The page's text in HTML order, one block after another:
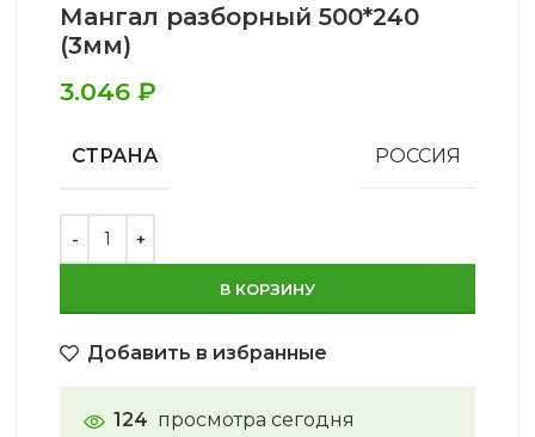
Мангал разборный 500*240
(3мм)
3.046 ₽
СТРАНА РОССИЯ
В КОРЗИНУ
Добавить в избранные
124 просмотра сегодня